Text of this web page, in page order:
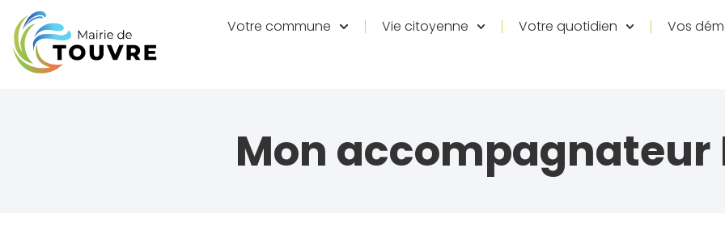
Votre commune Vie citoyenne Votre quotidien Vos
Mon accompagnateur